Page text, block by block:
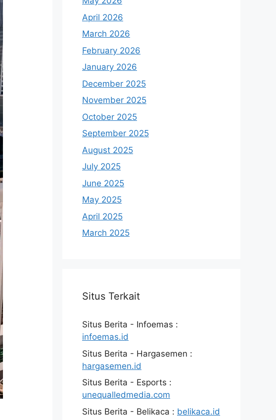
April 2026
March 2026
February 2026
January 2026
December 2025
November 2025
October 2025
September 2025
August 2025
July 2025
June 2025
May 2025
April 2025
March 2025
Situs Terkait
Situs Berita - Infoemas :
infoemas.id
Situs Berita - Hargasemen :
hargasemen.id
Situs Berita - Esports :
unequalledmedia.com
Situs Berita - Belikaca : belikaca.id